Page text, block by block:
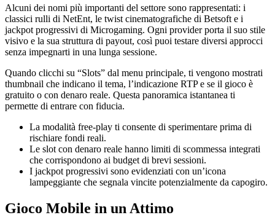
Alcuni dei nomi più importanti del settore sono rappresentati: i
classici rulli di NetEnt, le twist cinematografiche di Betsoft e i
jackpot progressivi di Microgaming. Ogni provider porta il suo stile
visivo e la sua struttura di payout, così puoi testare diversi approcci
senza impegnarti in una lunga sessione.
Quando clicchi su “Slots” dal menu principale, ti vengono mostrati
thumbnail che indicano il tema, l’indicazione RTP e se il gioco è
gratuito o con denaro reale. Questa panoramica istantanea ti
permette di entrare con fiducia.
La modalità free‑play ti consente di sperimentare prima di
rischiare fondi reali.
Le slot con denaro reale hanno limiti di scommessa integrati
che corrispondono ai budget di brevi sessioni.
I jackpot progressivi sono evidenziati con un’icona
lampeggiante che segnala vincite potenzialmente da capogiro.
Gioco Mobile in un Attimo